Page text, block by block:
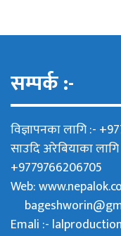
सम्पर्क :-
विज्ञापनका लागि :-
साउदि अरेबियाका
+9779766206705
Web:
Emali :-